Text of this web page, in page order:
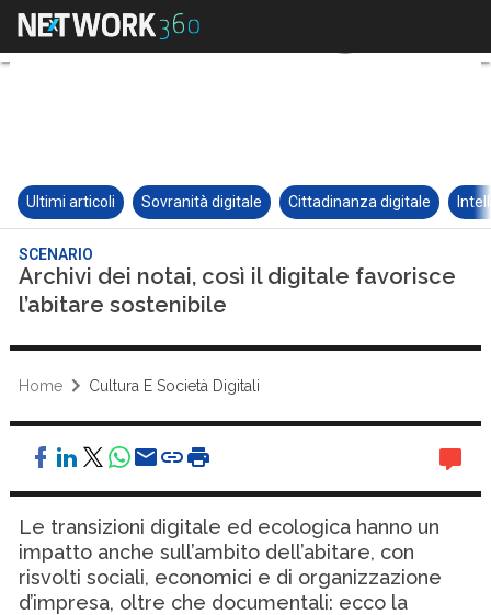
Ultimi articoli Sovranità digitale Cittadinanza digitale
SCENARIO
Archivi dei notai, così il digitale favorisce
l’abitare sostenibile
Home Cultura E Società Digitali
Le transizioni digitale ed ecologica hanno un
impatto anche sull’ambito dell’abitare, con
risvolti sociali, economici e di organizzazione
d’impresa, oltre che documentali: ecco la